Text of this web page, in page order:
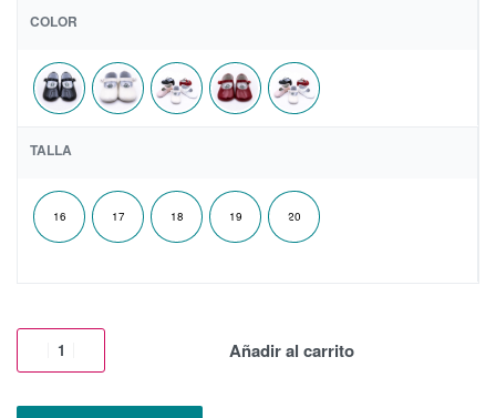
COLOR
TALLA
16 17 18 19 20
Añadir al carrito